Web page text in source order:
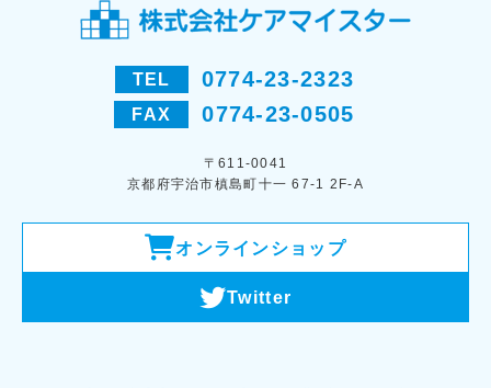
TEL 0774-23-2323
FAX 0774-23-0505
〒611-0041
京都府宇治市槙島町十一 67-1 2F-A
オンラインショップ
Twitter